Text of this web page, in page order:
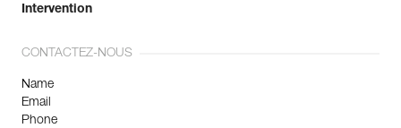
Intervention
CONTACTEZ-NOUS
Name
Email
Phone